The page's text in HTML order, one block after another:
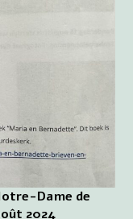
Dame de
2024